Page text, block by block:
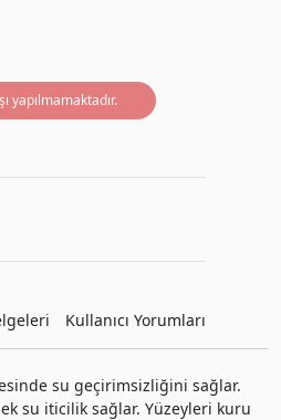
yapılmamaktadır.
Kullanıcı Yorumları
su geçirimsizliğini sağlar.
su iticilik sağlar. Yüzeyleri kuru